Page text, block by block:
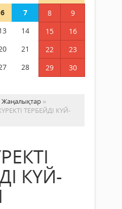
6 7 8
9
14 15
16
21 22
23
28 29
30
Жаңалықтар »
ТЕРБЕЙДІ КҮЙ-
КҮЙ-